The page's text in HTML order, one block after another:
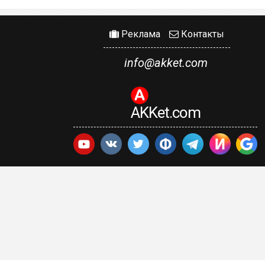
Реклама Контакты
info@akket.com
AKKet.com